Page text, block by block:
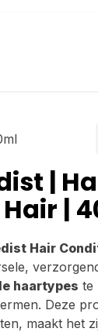
|
|
Hair
haartypes te
Deze
maakt het